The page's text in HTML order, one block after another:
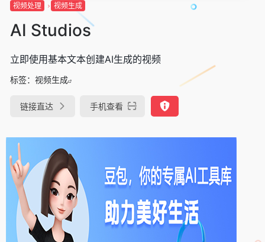
视频处理 视频生成
AI Studios
立即使用基本文本创建AI生成的视频
标签： 视频生成
链接直达 手机查看